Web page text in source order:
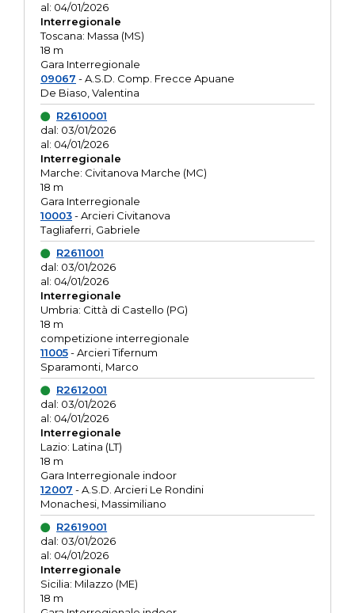
al: 04/01/2026
Interregionale
Toscana: Massa (MS)
18 m
Gara Interregionale
09067 - A.S.D. Comp. Frecce Apuane
De Biaso, Valentina
R2610001
dal: 03/01/2026
al: 04/01/2026
Interregionale
Marche: Civitanova Marche (MC)
18 m
Gara Interregionale
10003- Arcieri Civitanova
Tagliaferri, Gabriele
R2611001
dal: 03/01/2026
al: 04/01/2026
Interregionale
Umbria: Città di Castello (PG)
18 m
competizione interregionale
11005- Arcieri Tifernum
Sparamonti, Marco
R2612001
dal: 03/01/2026
al: 04/01/2026
Interregionale
Lazio: Latina (LT)
18 m
Gara Interregionale indoor
12007 - A.S.D. Arcieri Le Rondini
Monachesi, Massimiliano
R2619001
dal: 03/01/2026
al: 04/01/2026
Interregionale
Sicilia: Milazzo (ME)
18 m